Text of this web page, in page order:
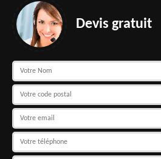
Devis gratuit